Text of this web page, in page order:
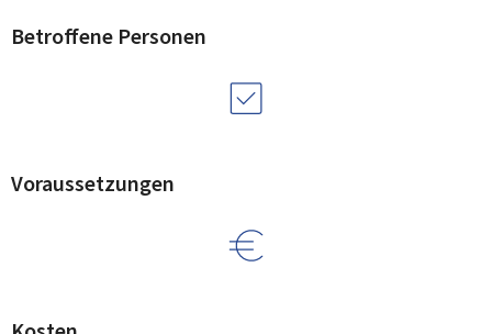
Betroffene Personen
Voraussetzungen